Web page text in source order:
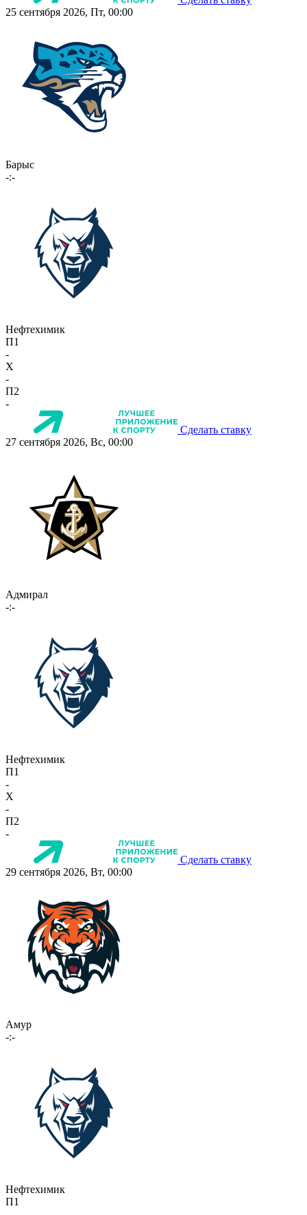
25 сентября 2026, Пт, 00:00
Барыс
-:-
Нефтехимик
П1
-
X
-
П2
-
Сделать ставку
27 сентября 2026, Вс, 00:00
Адмирал
-:-
Нефтехимик
П1
-
X
-
П2
-
Сделать ставку
29 сентября 2026, Вт, 00:00
Амур
-:-
Нефтехимик
П1